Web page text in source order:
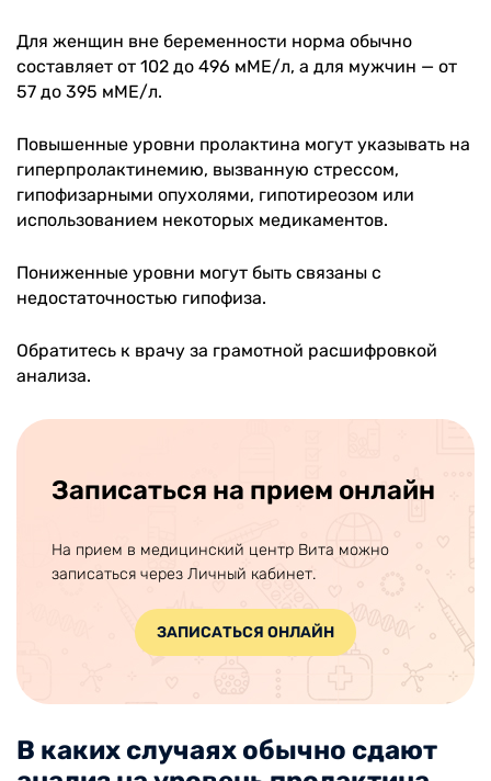
Для женщин вне беременности норма обычно
составляет от 102 до 496 мМЕ/л, а для мужчин — от
57 до 395 мМЕ/л.
Повышенные уровни пролактина могут указывать на
гиперпролактинемию, вызванную стрессом,
гипофизарными опухолями, гипотиреозом или
использованием некоторых медикаментов.
Пониженные уровни могут быть связаны с
недостаточностью гипофиза.
Обратитесь к врачу за грамотной расшифровкой
анализа.
Записаться на прием онлайн
На прием в медицинский центр Вита можно
записаться через Личный кабинет.
ЗАПИСАТЬСЯ ОНЛАЙН
В каких случаях обычно сдают